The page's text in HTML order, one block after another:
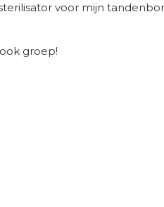
voor mijn
groep!